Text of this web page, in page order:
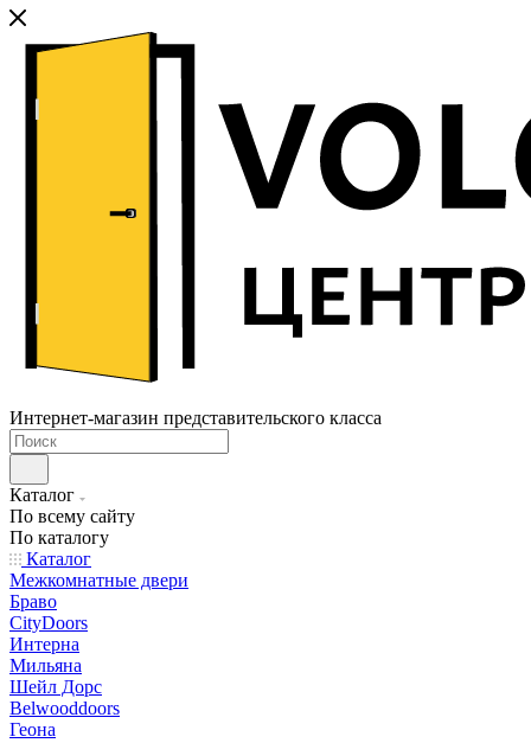
Интернет-магазин представительского класса
Каталог
По всему сайту
По каталогу
Каталог
Межкомнатные двери
Браво
CityDoors
Интерна
Мильяна
Шейл Дорс
Belwooddoors
Геона